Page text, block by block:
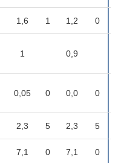
1,6 1 1,2 0
1 0,9
0,05 0 0,0 0
2,3 5 2,3 5
7,1 0 7,1 0